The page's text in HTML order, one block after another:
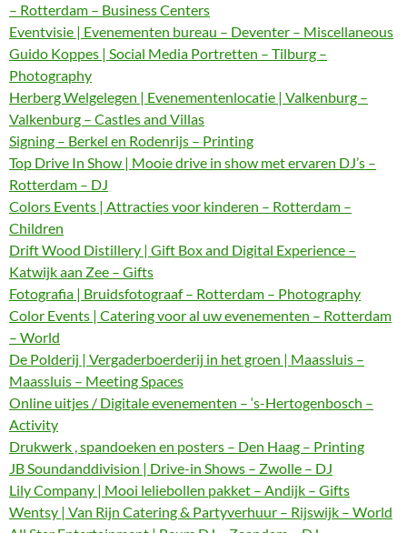
– Rotterdam – Business Centers
Eventvisie | Evenementen bureau – Deventer – Miscellaneous
Guido Koppes | Social Media Portretten – Tilburg –
Photography
Herberg Welgelegen | Evenementenlocatie | Valkenburg –
Valkenburg – Castles and Villas
Signing – Berkel en Rodenrijs – Printing
Top Drive In Show | Mooie drive in show met ervaren DJ’s –
Rotterdam – DJ
Colors Events | Attracties voor kinderen – Rotterdam –
Children
Drift Wood Distillery | Gift Box and Digital Experience –
Katwijk aan Zee – Gifts
Fotografia | Bruidsfotograaf – Rotterdam – Photography
Color Events | Catering voor al uw evenementen – Rotterdam
– World
De Polderij | Vergaderboerderij in het groen | Maassluis –
Maassluis – Meeting Spaces
Online uitjes / Digitale evenementen – ‘s-Hertogenbosch –
Activity
Drukwerk , spandoeken en posters – Den Haag – Printing
JB Soundanddivision | Drive-in Shows – Zwolle – DJ
Lily Company | Mooi leliebollen pakket – Andijk – Gifts
Wentsy | Van Rijn Catering & Partyverhuur – Rijswijk – World